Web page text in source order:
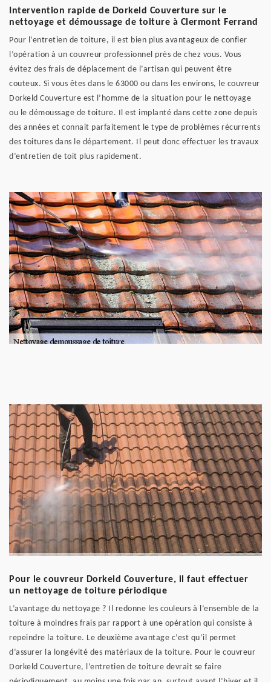
Intervention rapide de Dorkeld Couverture sur le
nettoyage et démoussage de toiture à Clermont Ferrand
Pour l’entretien de toiture, il est bien plus avantageux de confier
l’opération à un couvreur professionnel près de chez vous. Vous
évitez des frais de déplacement de l’artisan qui peuvent être
couteux. Si vous êtes dans le 63000 ou dans les environs, le couvreur
Dorkeld Couverture est l’homme de la situation pour le nettoyage
ou le démoussage de toiture. Il est implanté dans cette zone depuis
des années et connait parfaitement le type de problèmes récurrents
des toitures dans le département. Il peut donc effectuer les travaux
d’entretien de toit plus rapidement.
Pour le couvreur Dorkeld Couverture, il faut effectuer
un nettoyage de toiture périodique
L’avantage du nettoyage ? Il redonne les couleurs à l’ensemble de la
toiture à moindres frais par rapport à une opération qui consiste à
repeindre la toiture. Le deuxième avantage c’est qu’il permet
d’assurer la longévité des matériaux de la toiture. Pour le couvreur
Dorkeld Couverture, l’entretien de toiture devrait se faire